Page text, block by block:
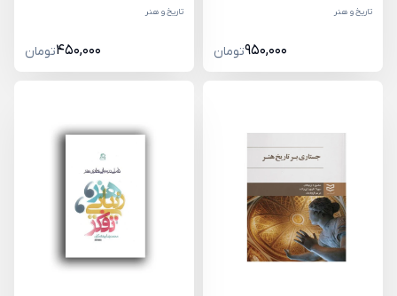
تاریخ و هنر
950,000تومان
تاریخ و هنر
450,000تومان